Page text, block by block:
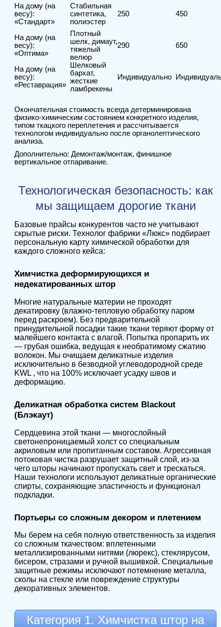
На дому (на
весу):
«Стандарт»
Стабильная
синтетика,
полиэстер
250 450
На дому (на
весу):
«Оптима»
Плотный
шелк, димаут,
тяжелый
велюр
290 650
На дому (на
весу):
«Реставрация»
Шелковый
бархат,
жесткие
ламбрекены
Индивидуально
Окончательная стоимость всегда детерминирована
физико-химическим состоянием конкретного изделия,
типом ткацкого переплетения и рассчитывается
технологом индивидуально после органолептического
анализа.
Дополнительно: Демонтаж/монтаж, финишное
вертикальное отпаривание.
Технологическая безопасность: как
мы защищаем дорогие ткани
Базовые прайсы конкурентов часто не учитывают
скрытые риски. Технолог фабрики «Люкс» подбирает
персональную карту химической обработки для
каждого сложного кейса:
Химчистка деформирующихся и
недекатированных штор
Многие натуральные материи не проходят
декатировку (влажно-тепловую обработку паром
перед раскроем). Без предварительной
принудительной посадки такие ткани теряют форму от
малейшего контакта с влагой. Попытка пропарить их
— грубая ошибка, ведущая к необратимому сжатию
волокон. Мы очищаем деликатные изделия
исключительно в безводной углеводородной среде
KWL , что на 100% исключает усадку швов и
деформацию.
Деликатная обработка систем Blackout
(Блэкаут)
Сердцевина этой ткани — многослойный
светонепроницаемый холст со специальным
акриловым или пропитанным составом. Агрессивная
потоковая чистка разрушает защитный слой, из-за
чего шторы начинают пропускать свет и трескаться.
Наши технологи используют деликатные органические
спирты, сохраняющие эластичность и функционал
подкладки.
Портьеры со сложным декором и плетением
Мы берем на себя полную ответственность за изделия
со сложным ткачеством: вплетенными
металлизированными нитями (люрекс), стеклярусом,
бисером, стразами и ручной вышивкой. Специальные
защитные режимы исключают потемнение металла,
сколы на стекле или повреждение структуры
декоративных элементов.
Категория 1. Химчистка штор на